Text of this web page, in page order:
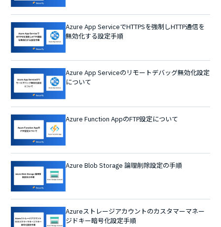
Azure App ServiceでHTTPSを強制しHTTP通信を
無効化する設定手順
Azure App Serviceのリモートデバッグ無効化設定
について
Azure Function AppのFTP設定について
Azure Blob Storage 論理削除設定の手順
Azureストレージアカウントのカスタマーマネー
ジドキー暗号化設定手順